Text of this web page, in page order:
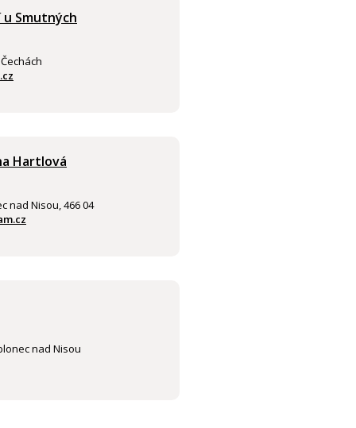
Smutných
Hartlová
nad Nisou, 466 04
nad Nisou